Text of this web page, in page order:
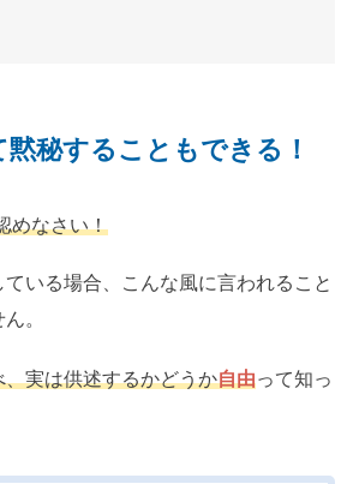
秘することもできる！
めなさい！
いる場合、こんな風に言われること
。
、実は供述するかどうか自由って知っ